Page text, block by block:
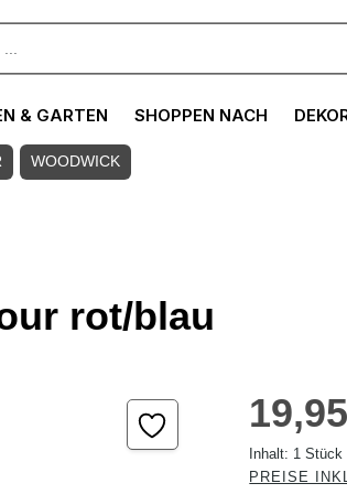
& GARTEN SHOPPEN NACH
WOODWICK
rot/blau
Inhalt: 1 Stück
PREISE